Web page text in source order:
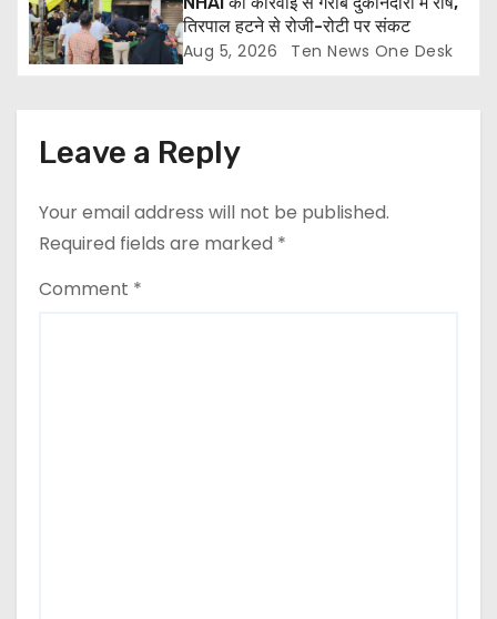
तिरपाल हटने से रोजी-रोटी पर संकट
Aug 5, 2026 Ten News One Desk
Leave a Reply
Your email address will not be published.
Required fields are marked *
Comment *